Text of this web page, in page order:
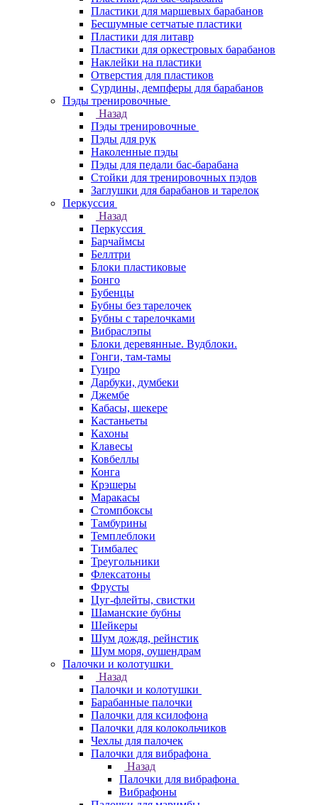
Пластики для маршевых барабанов
Бесшумные сетчатые пластики
Пластики для литавр
Пластики для оркестровых барабанов
Наклейки на пластики
Отверстия для пластиков
Сурдины, демпферы для барабанов
Пэды тренировочные
Назад
Пэды тренировочные
Пэды для рук
Наколенные пэды
Пэды для педали бас-барабана
Стойки для тренировочных пэдов
Заглушки для барабанов и тарелок
Перкуссия
Назад
Перкуссия
Барчаймсы
Беллтри
Блоки пластиковые
Бонго
Бубенцы
Бубны без тарелочек
Бубны с тарелочками
Вибраслэпы
Блоки деревянные. Вудблоки.
Гонги, там-тамы
Гуиро
Дарбуки, думбеки
Джембе
Кабасы, шекере
Кастаньеты
Кахоны
Клавесы
Ковбеллы
Конга
Крэшеры
Маракасы
Стомпбоксы
Тамбурины
Темплеблоки
Тимбалес
Треугольники
Флексатоны
Фрусты
Цуг-флейты, свистки
Шаманские бубны
Шейкеры
Шум дождя, рейнстик
Шум моря, оушендрам
Палочки и колотушки
Назад
Палочки и колотушки
Барабанные палочки
Палочки для ксилофона
Палочки для колокольчиков
Чехлы для палочек
Палочки для вибрафона
Назад
Палочки для вибрафона
Вибрафоны